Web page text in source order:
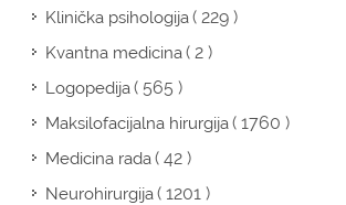
Klinička psihologija( 229 )
Kvantna medicina( 2 )
Logopedija( 565 )
Maksilofacijalna hirurgija( 1760 )
Medicina rada( 42 )
Neurohirurgija( 1201 )